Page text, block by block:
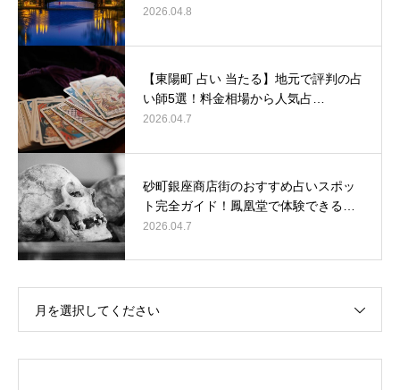
2026.04.8
【東陽町 占い 当たる】地元で評判の占
い師5選！料金相場から人気占…
2026.04.7
砂町銀座商店街のおすすめ占いスポッ
ト完全ガイド！鳳凰堂で体験できる…
2026.04.7
月を選択してください